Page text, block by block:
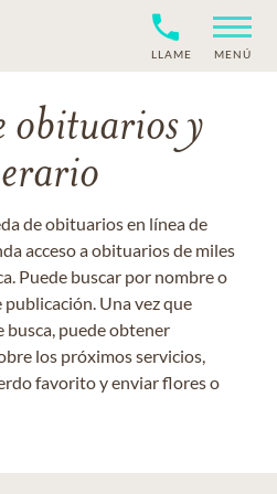
LLAME MENÚ
obituarios y
de obituarios en línea de
acceso a obituarios de miles
Puede buscar por nombre o
Una vez que
puede obtener
los próximos servicios,
favorito y enviar flores o